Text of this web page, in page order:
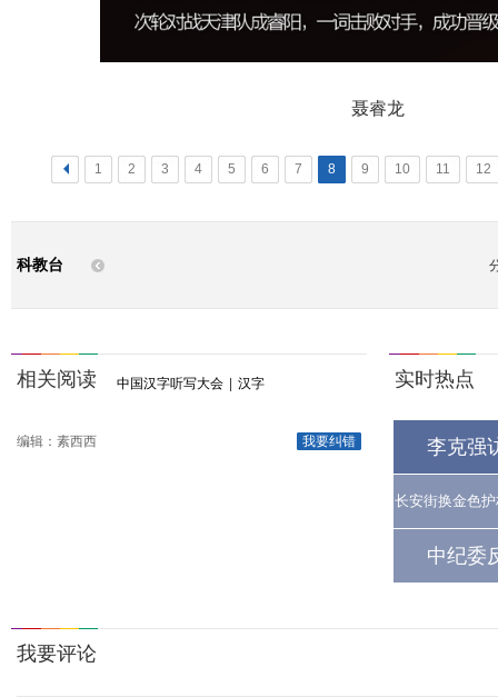
聂睿龙
< 1 2 3 4 5 6 7 8 9 10 11 12
科教台
相关阅读 中国汉字听写大会 | 汉字
我要纠错
编辑：素西西
实时热点
李克强
长安街换金色
中纪委